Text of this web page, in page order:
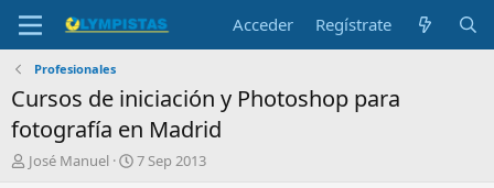
Acceder Regístrate
Profesionales
Cursos de iniciación y Photoshop para
fotografía en Madrid
IJosé Manuel
F
7 Sep 2013